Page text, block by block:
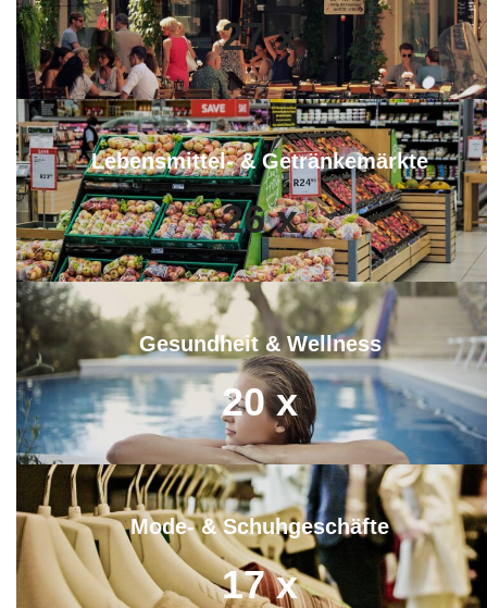
27 x
Lebensmittel- & Getränkemärkte
26 x
Gesundheit & Wellness
20 x
Mode- & Schuhgeschäfte
17 x